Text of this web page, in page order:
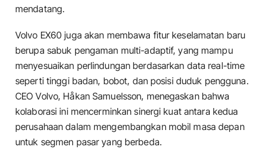
mendatang.
Volvo EX60 juga akan membawa fitur keselamatan baru
berupa sabuk pengaman multi-adaptif, yang mampu
menyesuaikan perlindungan berdasarkan data real-time
seperti tinggi badan, bobot, dan posisi duduk pengguna.
CEO Volvo, Håkan Samuelsson, menegaskan bahwa
kolaborasi ini mencerminkan sinergi kuat antara kedua
perusahaan dalam mengembangkan mobil masa depan
untuk segmen pasar yang berbeda.